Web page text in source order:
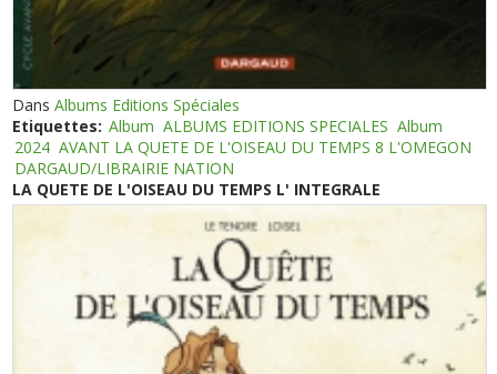
DansAlbums Editions Spéciales
Etiquettes: Album ALBUMS EDITIONS SPECIALES Album
2024 AVANT LA QUETE DE L'OISEAU DU TEMPS 8 L'OMEGON
DARGAUD/LIBRAIRIE NATION
LA QUETE DE L'OISEAU DU TEMPS L' INTEGRALE